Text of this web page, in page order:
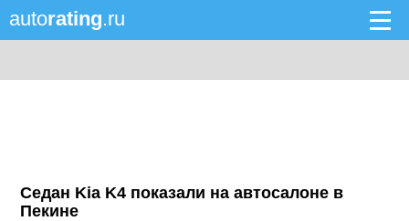
autorating.ru
Седан Kia K4 показали на автосалоне в
Пекине